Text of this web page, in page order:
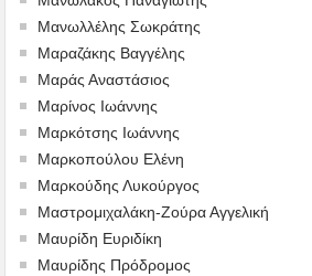
Μανωλλέλης Σωκράτης
Μαραζάκης Βαγγέλης
Μαράς Αναστάσιος
Μαρίνος Ιωάννης
Μαρκότσης Ιωάννης
Μαρκοπούλου Ελένη
Μαρκούδης Λυκούργος
Μαστρομιχαλάκη-Ζούρα Αγγελική
Μαυρίδη Ευριδίκη
Μαυρίδης Πρόδρομος